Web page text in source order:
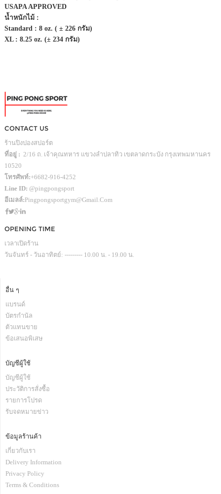
USAPA APPROVED
น้ำหนักไม้ :
Standard : 8 oz. ( ± 226 กรัม)
XL : 8.25 oz. (± 234 กรัม)
CONTACT US
ร้านปิงปองสปอร์ต
ที่อยู่ : 2/16 ถ. เจ้าคุณทหาร แขวงลำปลาทิว เขตลาดกระบัง กรุงเทพมหานคร
10520
โทรศัพท์:+6682-916-4252
Line ID: @pingpongsport
อีเมลล์:Pingpongsportgym@gmail.com
OPENING TIME
เวลาเปิดร้าน
วันจันทร์ - วันอาทิตย์: --------- 10.00 น. - 19.00 น.
อื่น ๆ
แบรนด์
บัตรกำนัล
ตัวแทนขาย
ข้อเสนอพิเสษ
บัญชีผู้ใช้
บัญชีผู้ใช้
ประวัติการสั่งซื้อ
รายการโปรด
รับจดหมายข่าว
ข้อมูลร้านค้า
เกี่ยวกับเรา
Delivery Information
Privacy Policy
Terms & Conditions